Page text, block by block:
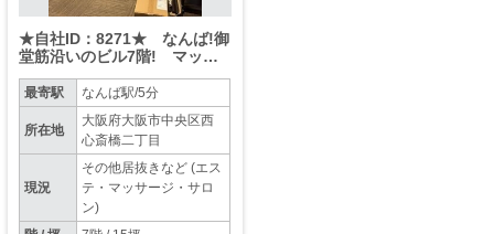
★自社ID：8271★ なんば!御
堂筋沿いのビル7階! マッサ
最寄駅 なんば駅/5分
所在地
大阪府大阪市中央区西
心斎橋二丁目
現況
その他居抜きなど (エス
テ・マッサージ・サロ
ン)